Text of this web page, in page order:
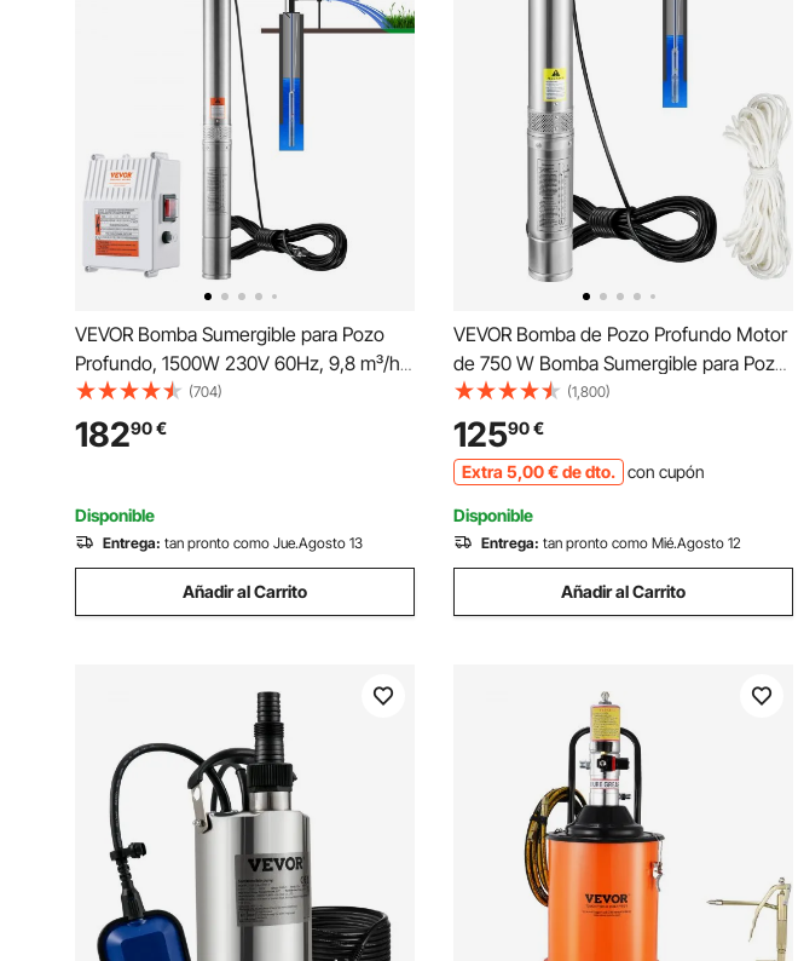
VEVOR Bomba Sumergible para Pozo
Profundo, 1500W 230V 60Hz, 9,8 m³/h
108 m de Cabezal, con Cable de 19,4 m
y Caja de Control Externa, Bombas de
Agua de Acero Inoxidable para Uso
Prueba de Agua
(704)
18290€
Disponible
Entrega: tan pronto como Jue.Agosto 13
Añadir al Carrito
VEVOR Bomba de Pozo Profundo Motor
de 750 W Bomba Sumergible para Pozo
230 V 50 Hz Bomba de Agua
Sumergible para Pozos Flujo Máximo de
105 L/min Bomba para Pozos para
Tierras de Cultivo Fábricas Minas
(1,800)
12590€
Extra 5,00€de dto. con cupón
Disponible
Entrega: tan pronto como Mié.Agosto 12
Añadir al Carrito